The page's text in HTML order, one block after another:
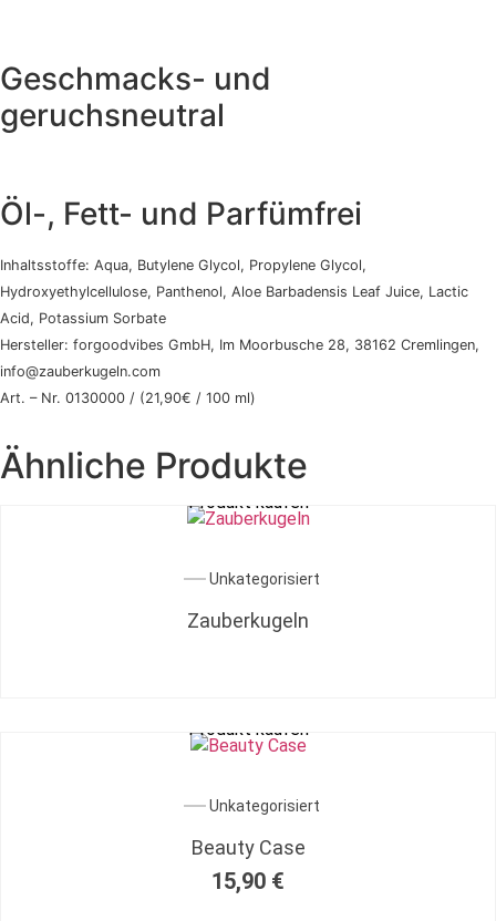
Geschmacks- und
geruchsneutral
Öl-, Fett- und Parfümfrei
Inhaltsstoffe: Aqua, Butylene Glycol, Propylene Glycol,
Hydroxyethylcellulose, Panthenol, Aloe Barbadensis Leaf Juice, Lactic
Acid, Potassium Sorbate
Hersteller: forgoodvibes GmbH, Im Moorbusche 28, 38162 Cremlingen,
info@zauberkugeln.com
Art. – Nr. 0130000 / (21,90€ / 100 ml)
Ähnliche Produkte
Produkt kaufen
Unkategorisiert
Zauberkugeln
Produkt kaufen
Unkategorisiert
Beauty Case
15,90 €